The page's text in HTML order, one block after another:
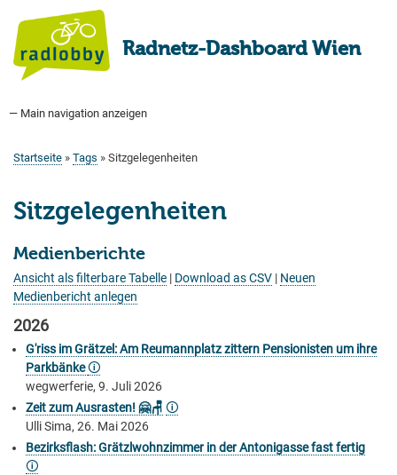
Inhalt
Radnetz-Dashboard Wien
Main
— Main navigation anzeigen
Startseite
Bauprogramm
Aktuell Geplant
Weitere Bauprojekte
Hauptradverkehrsnetz
Bezirke
Medienberichte
Tags
Über uns
Startseite Tags Sitzgelegenheiten
Sitzgelegenheiten
Medienberichte
Ansicht als filterbare Tabelle | Download as CSV | Neuen
Medienbericht anlegen
2026
G'riss im Grätzel: Am Reumannplatz zittern Pensionisten um ihre
Parkbänke🛈
wegwerferie, 9. Juli 2026
Zeit zum Ausrasten! 🤗🪑 🛈
Ulli Sima, 26. Mai 2026
Bezirksflash: Grätzlwohnzimmer in der Antonigasse fast fertig
🛈